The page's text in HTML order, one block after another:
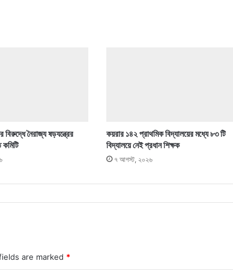
বিরুদ্ধে নৈরাজ্য ষড়যন্ত্রের
কয়রার ১৪২ প্রাথমিক বিদ্যালয়ের মধ্যে ৮৩ টি
বিদ্যালয়ে নেই প্রধান শিক্ষক
৭ আগস্ট, ২০২৬
are marked *